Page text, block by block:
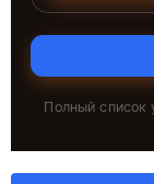
Полный список